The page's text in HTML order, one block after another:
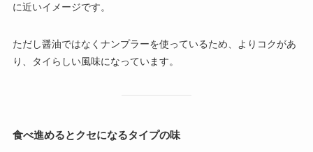
に近いイメージです。
ただし醤油ではなくナンプラーを使っているため、よりコクがあ
り、タイらしい風味になっています。
食べ進めるとクセになるタイプの味